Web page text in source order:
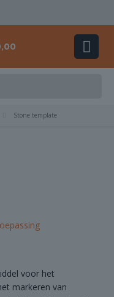
Stone template
voor het
markeren van